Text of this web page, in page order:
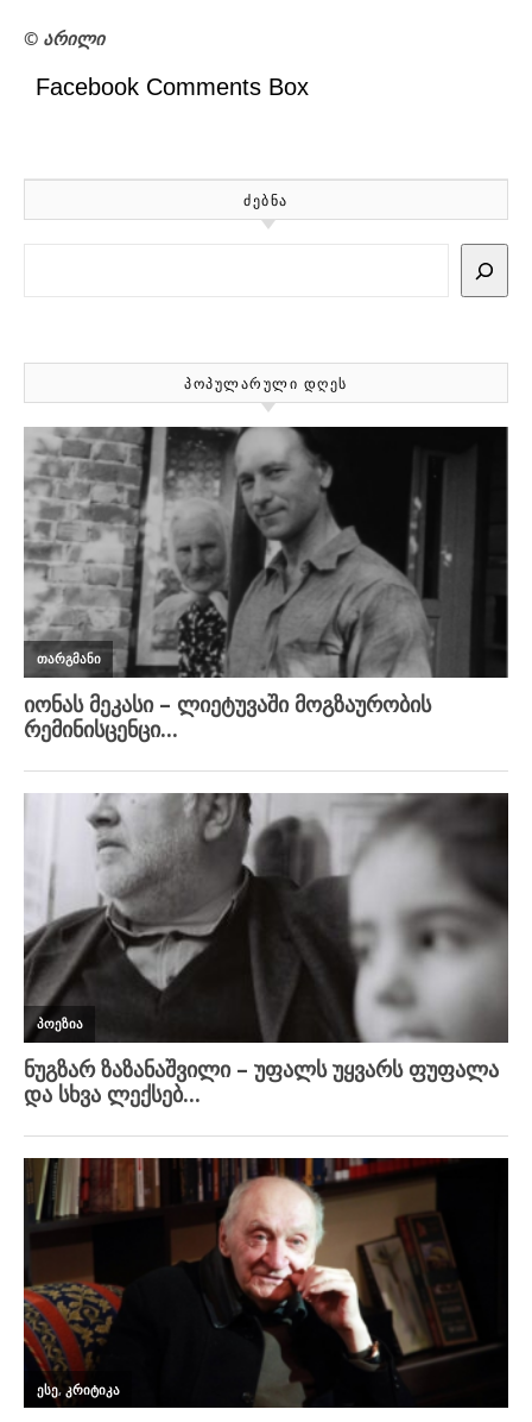
© არილი
Facebook Comments Box
ᲫᲔᲑᲜᲐ
ᲞᲝᲞᲣᲚᲐᲠᲣᲚᲘ ᲓᲦᲔᲡ